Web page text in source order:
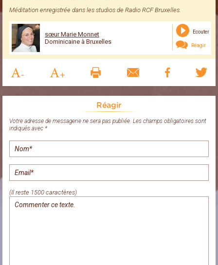
Méditation enregistrée dans les studios de Radio RCF Bruxelles.
sœur Marie Monnet
Dominicaine à Bruxelles
Ecouter
Réagir
Réagir
Votre adresse de messagerie ne sera pas publiée. Les champs obligatoires sont
indiqués avec *
(Il reste 1500 caractères)